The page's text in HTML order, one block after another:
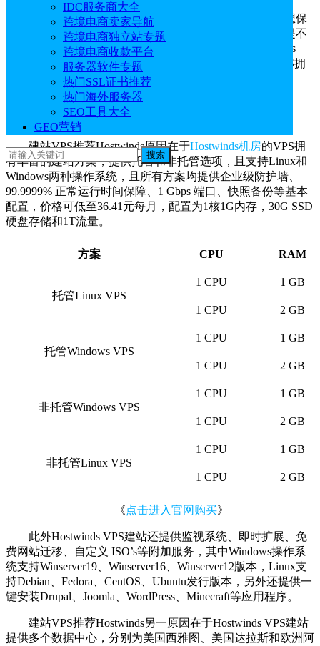
IDC服务商大全
跨境电商卖家导航
跨境电商独立站专题
跨境电商收款平台
服务器软件专题
热门SSL证书推荐
热门海外服务器
SEO工具大全
GEO营销
搜索
HostwindsVPS建站怎么样？对于想节省预算但是又想保
障服务器运行性能的用户来说，Hostwinds VPS建站方案是不
二之选。建站VPS推荐Hostwinds的原因不仅在于Hostwinds
VPS提供了较为多样的建站方案，而且在于Hostwinds VPS拥
有技术先进且基础设施完善的美国机房，下文将围绕
Hostwinds VPS建站方案展开以下内容。
官网地址：https://www.hostwinds.com/
建站VPS推荐Hostwinds原因在于Hostwinds机房的VPS拥
有丰富的建站方案，提供托管和非托管选项，且支持Linux和
Windows两种操作系统，且所有方案均提供企业级防护墙、
99.9999% 正常运行时间保障、1 Gbps 端口、快照备份等基本
配置，价格可低至36.41元每月，配置为1核1G内存，30G SSD
硬盘存储和1T流量。
方案 CPU RAM
托管Linux VPS
1 CPU 1 GB
1 CPU 2 GB
托管Windows VPS
1 CPU 1 GB
1 CPU 2 GB
非托管Windows VPS
1 CPU 1 GB
1 CPU 2 GB
非托管Linux VPS
1 CPU 1 GB
1 CPU 2 GB
《点击进入官网购买》
此外Hostwinds VPS建站还提供监视系统、即时扩展、免
费网站迁移、自定义 ISO’s等附加服务，其中Windows操作系
统支持Winserver19、Winserver16、Winserver12版本，Linux支
持Debian、Fedora、CentOS、Ubuntu发行版本，另外还提供一
键安装Drupal、Joomla、WordPress、Minecraft等应用程序。
建站VPS推荐Hostwinds另一原因在于Hostwinds VPS建站
提供多个数据中心，分别为美国西雅图、美国达拉斯和欧洲阿